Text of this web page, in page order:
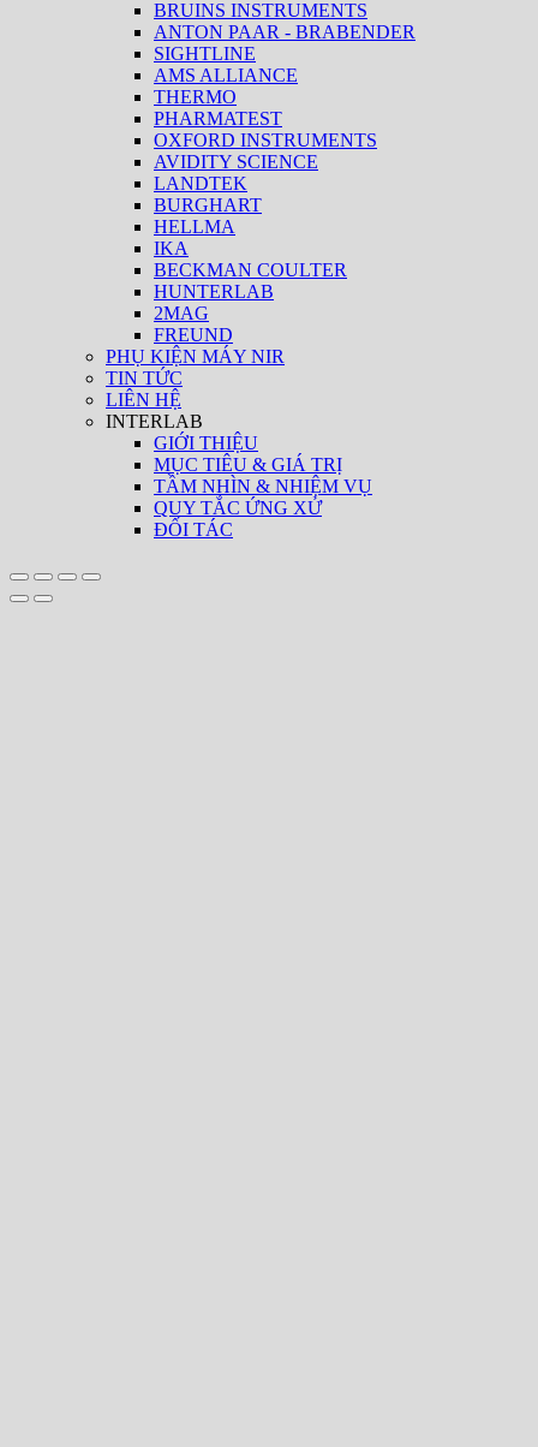
BRUINS INSTRUMENTS
ANTON PAAR - BRABENDER
SIGHTLINE
AMS ALLIANCE
THERMO
PHARMATEST
OXFORD INSTRUMENTS
AVIDITY SCIENCE
LANDTEK
BURGHART
HELLMA
IKA
BECKMAN COULTER
HUNTERLAB
2MAG
FREUND
PHỤ KIỆN MÁY NIR
TIN TỨC
LIÊN HỆ
INTERLAB
GIỚI THIỆU
MỤC TIÊU & GIÁ TRỊ
TẦM NHÌN & NHIỆM VỤ
QUY TẮC ỨNG XỬ
ĐỐI TÁC